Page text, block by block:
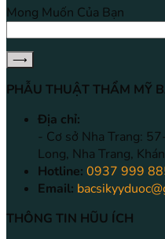
Mong Muốn Của Bạn
PHẪU THUẬT THẨM MỸ
Địa chỉ:
- Cơ sở Nha Trang:
Long, Nha Trang,
Hotline: 0937 999
Email:
THÔNG TIN HŨU ÍCH